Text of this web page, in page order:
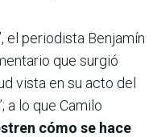
el periodista Benjamín
que surgió
vista en su acto del
a lo que Camilo
cómo se hace